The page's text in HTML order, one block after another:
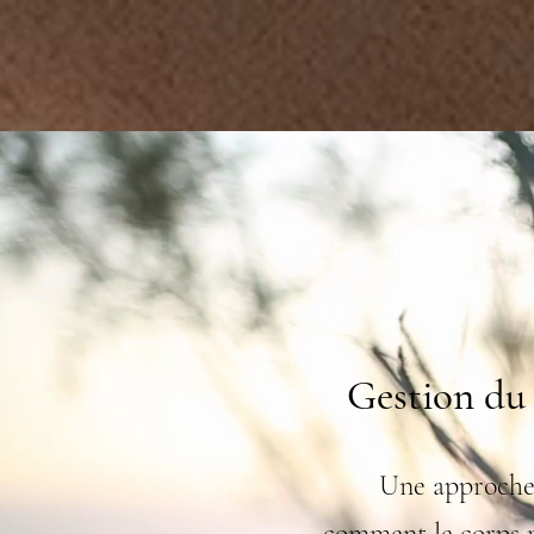
Laura Birade Zimer
Kinésiologue certifiée
Gestion du
Une